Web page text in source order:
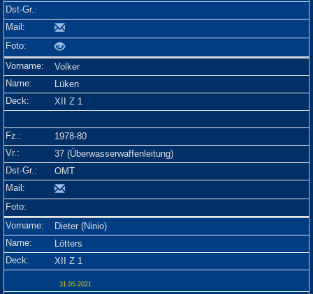
Volker
Lüken
XII Z 1
1978-80
37 (Überwasserwaffenleitung)
OMT
Dieter (Ninio)
Lötters
XII Z 1
31.05.2021